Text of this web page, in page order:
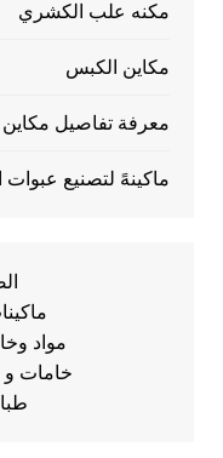
مكنه علب الكشري
مكاين الكبس
معرفة تفاصيل مكاين
ماكينهً لتصنيع عبوات
مواد
خامات و